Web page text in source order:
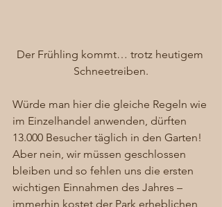
Der Frühling kommt… trotz heutigem
Schneetreiben.
Würde man hier die gleiche Regeln wie
im Einzelhandel anwenden, dürften
13.000 Besucher täglich in den Garten!
Aber nein, wir müssen geschlossen
bleiben und so fehlen uns die ersten
wichtigen Einnahmen des Jahres –
immerhin kostet der Park erheblichen